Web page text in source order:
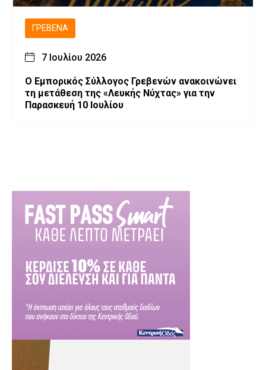
ΓΡΕΒΕΝΆ
7 Ιουλίου 2026
Ο Εμπορικός Σύλλογος Γρεβενών ανακοινώνει
τη μετάθεση της «Λευκής Νύχτας» για την
Παρασκευή 10 Ιουλίου